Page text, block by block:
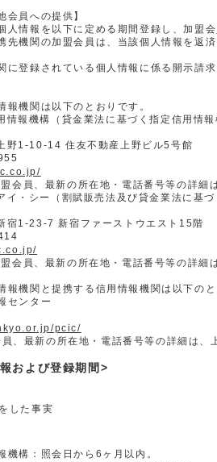
会員への提供】
人情報を以下に定める期間登録し、加盟
先機関の加盟会員は、当該個人情報を返
に登録されている個人情報に係る開示請
報機関は以下のとおりです。
情報機構（貸金業法に基づく指定信用情報
野1-10-14 住友不動産上野ビル5号館
会員、最新の所在地・電話番号等の詳細
イ・シー（割賦販売法及び貸金業法に基づ
宿1-23-7 新宿ファーストウエスト15階
会員、最新の所在地・電話番号等の詳細
報機関と提携する信用情報機関は以下のと
センター
pcic/
、最新の所在地・電話番号等の詳細は、
および登録期間>
した事実
機構：照会日から6ヶ月以内。